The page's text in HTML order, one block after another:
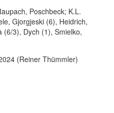
Poschbeck; K.L.
Gjorgjeski (6), Heidrich,
(6/3), Dych (1), Smielko,
(Reiner Thümmler)